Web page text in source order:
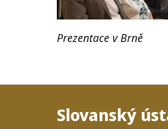
Prezentace v Brně
Slovanský